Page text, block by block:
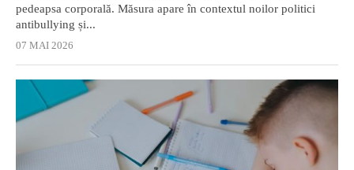
pedeapsa corporală. Măsura apare în contextul noilor politici
antibullying și...
07 MAI 2026
EXCLUSIV